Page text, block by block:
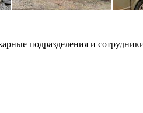
подразделения и